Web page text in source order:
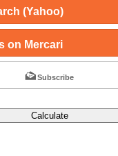
(Yahoo)
on Mercari
Subscribe
Calculate